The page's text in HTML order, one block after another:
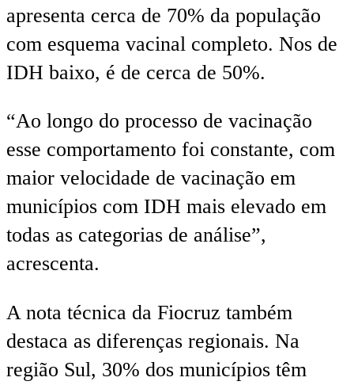
apresenta cerca de 70% da população
com esquema vacinal completo. Nos de
IDH baixo, é de cerca de 50%.
“Ao longo do processo de vacinação
esse comportamento foi constante, com
maior velocidade de vacinação em
municípios com IDH mais elevado em
todas as categorias de análise”,
acrescenta.
A nota técnica da Fiocruz também
destaca as diferenças regionais. Na
região Sul, 30% dos municípios têm